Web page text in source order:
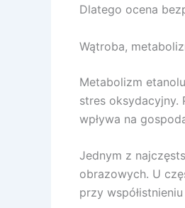
Dlatego ocena
Wątroba,
Metabolizm
stres oksydacyjny.
wpływa na
Jednym z
obrazowych. U
przy